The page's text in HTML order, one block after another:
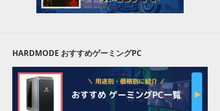
HARDMODE おすすめゲーミングPC